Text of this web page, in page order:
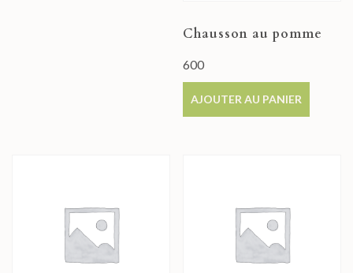
Chausson au pomme
600
AJOUTER AU PANIER